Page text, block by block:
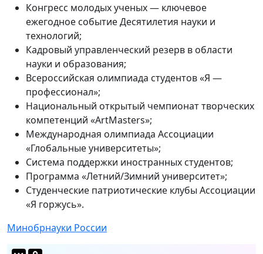
Конгресс молодых ученых — ключевое
ежегодное событие Десятилетия науки и
технологий;
Кадровый управленческий резерв в области
науки и образования;
Всероссийская олимпиада студентов «Я —
профессионал»;
Национальный открытый чемпионат творческих
компетенций «ArtMasters»;
Международная олимпиада Ассоциации
«Глобальные университеты»;
Система поддержки иностранных студентов;
Программа «Летний/Зимний университет»;
Студенческие патриотические клубы Ассоциации
«Я горжусь».
Минобрнауки России